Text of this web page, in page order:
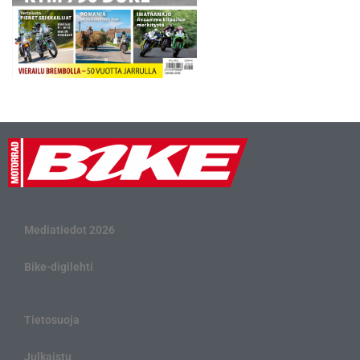
Mediatiedot 2026
Bike-digilehti
Tietosuoja
Julkaistu